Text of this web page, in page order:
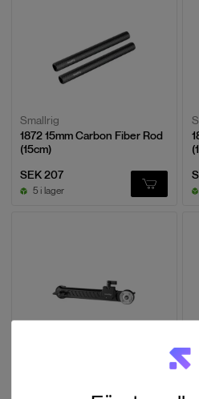
Smallrig
1872 15mm Carbon Fiber Rod
(15cm)
SEK 207
5 i lager